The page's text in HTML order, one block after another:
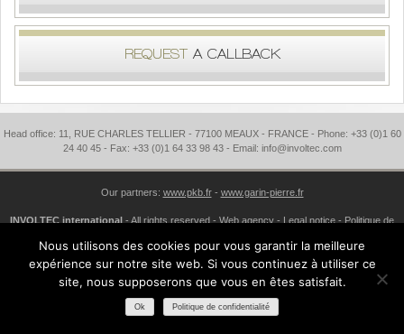
REQUESTA CALLBACK
Head office: 11, RUE CHARLES TELLIER - 77100 MEAUX - FRANCE - Phone: +33 (0)1 60
24 40 45 - Fax: +33 (0)1 64 33 98 43 - Email: info@involtec.com
Our partners: www.pkb.fr- www.garin-pierre.fr
INVOLTEC international - All rights reserved - Web agency Legal notice
Politique de
Nous utilisons des cookies pour vous garantir la meilleure
expérience sur notre site web. Si vous continuez à utiliser ce
site, nous supposerons que vous en êtes satisfait.
Ok Politique de confidentialité